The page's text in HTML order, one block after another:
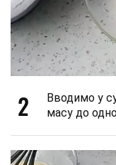
2
Вводимо у
масу до